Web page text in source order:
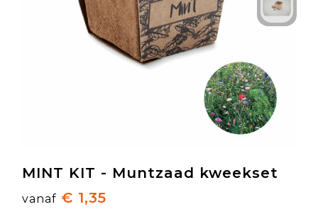
MINT KIT - Muntzaad kweekset
vanaf € 1,35